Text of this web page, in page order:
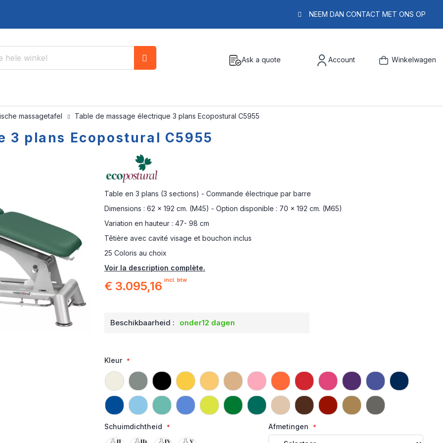
NEEM DAN CONTACT MET ONS OP
Ask a quote Account Winkelwagen
massagetafel Table de massage électrique 3 plans Ecopostural C5955
3 plans Ecopostural C5955
Table en 3 plans (3 sections) - Commande électrique par barre
Dimensions : 62 x 192 cm. (M45) - Option disponible : 70 x 192 cm. (M65)
Variation en hauteur : 47- 98 cm
Têtière avec cavité visage et bouchon inclus
25 Coloris au choix
Voir la description complète.
€ 3.095,16 incl. btw
Beschikbaarheid : onder12 dagen
Kleur
Schuimdichtheid Afmetingen